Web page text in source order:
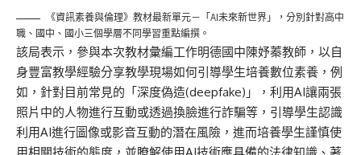
《資訊素養與倫理》教材最新單元－「AI未來新世界」，分別針對高中
職、國中、國小三個學層不同學習重點編撰。
該局表示，參與本次教材彙編工作明德國中陳妤蓁教師，以自
身豐富教學經驗分享教學現場如何引導學生培養數位素養，例
如，針對目前常見的「深度偽造(deepfake)」，利用AI讓兩張
照片中的人物進行互動或透過換臉進行詐騙等，引導學生認識
利用AI進行圖像或影音互動的潛在風險，進而培養學生謹慎使